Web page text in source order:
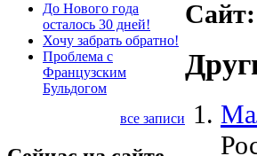
До Нового года
осталось 30 дней!
Хочу забрать обратно!
Проблема с
Французским
Бульдогом
все записи
Сайт: